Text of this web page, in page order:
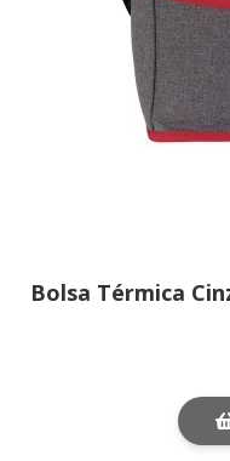
Bolsa Térmica